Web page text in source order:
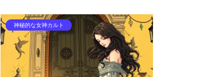
神秘的な女神カルト